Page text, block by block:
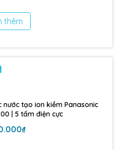
toàn cho người dùng, đặc
bình chứa bằng inox 316
hóc và dễ bảo trì. Máy
lẫn ngoài trời.
gia đình nhỏ và vừa
hoàn toàn đáp ứng đủ
thêm
nước tạo ion kiềm Panasonic
| 5 tấm điện cực